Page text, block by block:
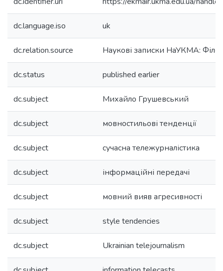
dc.language.iso uk
dc.relation.source Наукові записки НаУКМА:
dc.status published earlier
dc.subject Михайло Грушевський
dc.subject мовностильові тенденції
dc.subject сучасна тележурналістика
dc.subject інформаційні передачі
dc.subject мовний вияв агресивності
dc.subject style tendencies
dc.subject Ukrainian telejournalism